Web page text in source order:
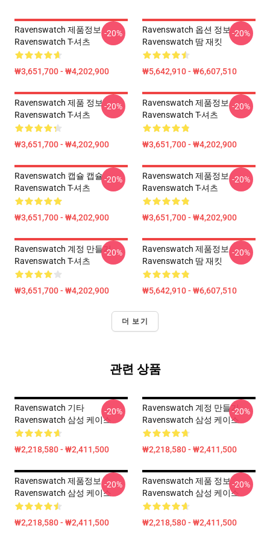
Ravenswatch 제품정보
Ravenswatch T-셔츠
₩3,651,700 - ₩4,202,900
-20%
Ravenswatch 옵션 정보
Ravenswatch 땀 재킷
₩5,642,910 - ₩6,607,510
-20%
Ravenswatch 제품 정보
Ravenswatch T-셔츠
₩3,651,700 - ₩4,202,900
-20%
Ravenswatch 제품정보
Ravenswatch T-셔츠
₩3,651,700 - ₩4,202,900
-20%
Ravenswatch 캡슐 캡슐
Ravenswatch T-셔츠
₩3,651,700 - ₩4,202,900
-20%
Ravenswatch 제품정보
Ravenswatch T-셔츠
₩3,651,700 - ₩4,202,900
-20%
Ravenswatch 계정 만들기
Ravenswatch T-셔츠
₩3,651,700 - ₩4,202,900
-20%
Ravenswatch 제품정보
Ravenswatch 땀 재킷
₩5,642,910 - ₩6,607,510
-20%
더 보기
관련 상품
Ravenswatch 기타
Ravenswatch 삼성 케이스
₩2,218,580 - ₩2,411,500
-20%
Ravenswatch 계정 만들기
Ravenswatch 삼성 케이스
₩2,218,580 - ₩2,411,500
-20%
Ravenswatch 제품정보
Ravenswatch 삼성 케이스
₩2,218,580 - ₩2,411,500
-20%
Ravenswatch 제품 정보
Ravenswatch 삼성 케이스
₩2,218,580 - ₩2,411,500
-20%